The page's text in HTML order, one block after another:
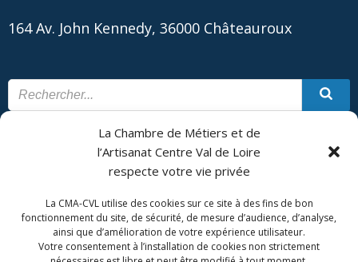
La Chambre de Métiers et de
l’Artisanat Centre Val de Loire
respecte votre vie privée
La CMA-CVL utilise des cookies sur ce site à des fins de bon
fonctionnement du site, de sécurité, de mesure d’audience, d’analyse,
ainsi que d’amélioration de votre expérience utilisateur.
Votre consentement à l’installation de cookies non strictement
164 Av. John Kennedy, 36000 Châteauroux
CONTACT PLAN DU SITE
CMA Formation - Châteauroux est géré par la Chambre de
Métiers et de l'Artisanat Centre Val de Loire.